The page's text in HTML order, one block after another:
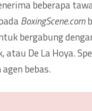
beberapa
BoxingScene.com
bergabung
atau De La Hoya.
bebas.